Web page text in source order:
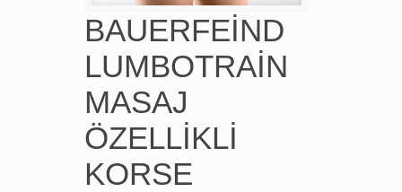
BAUERFEİND
LUMBOTRAİN
MASAJ
ÖZELLİKLİ
KORSE